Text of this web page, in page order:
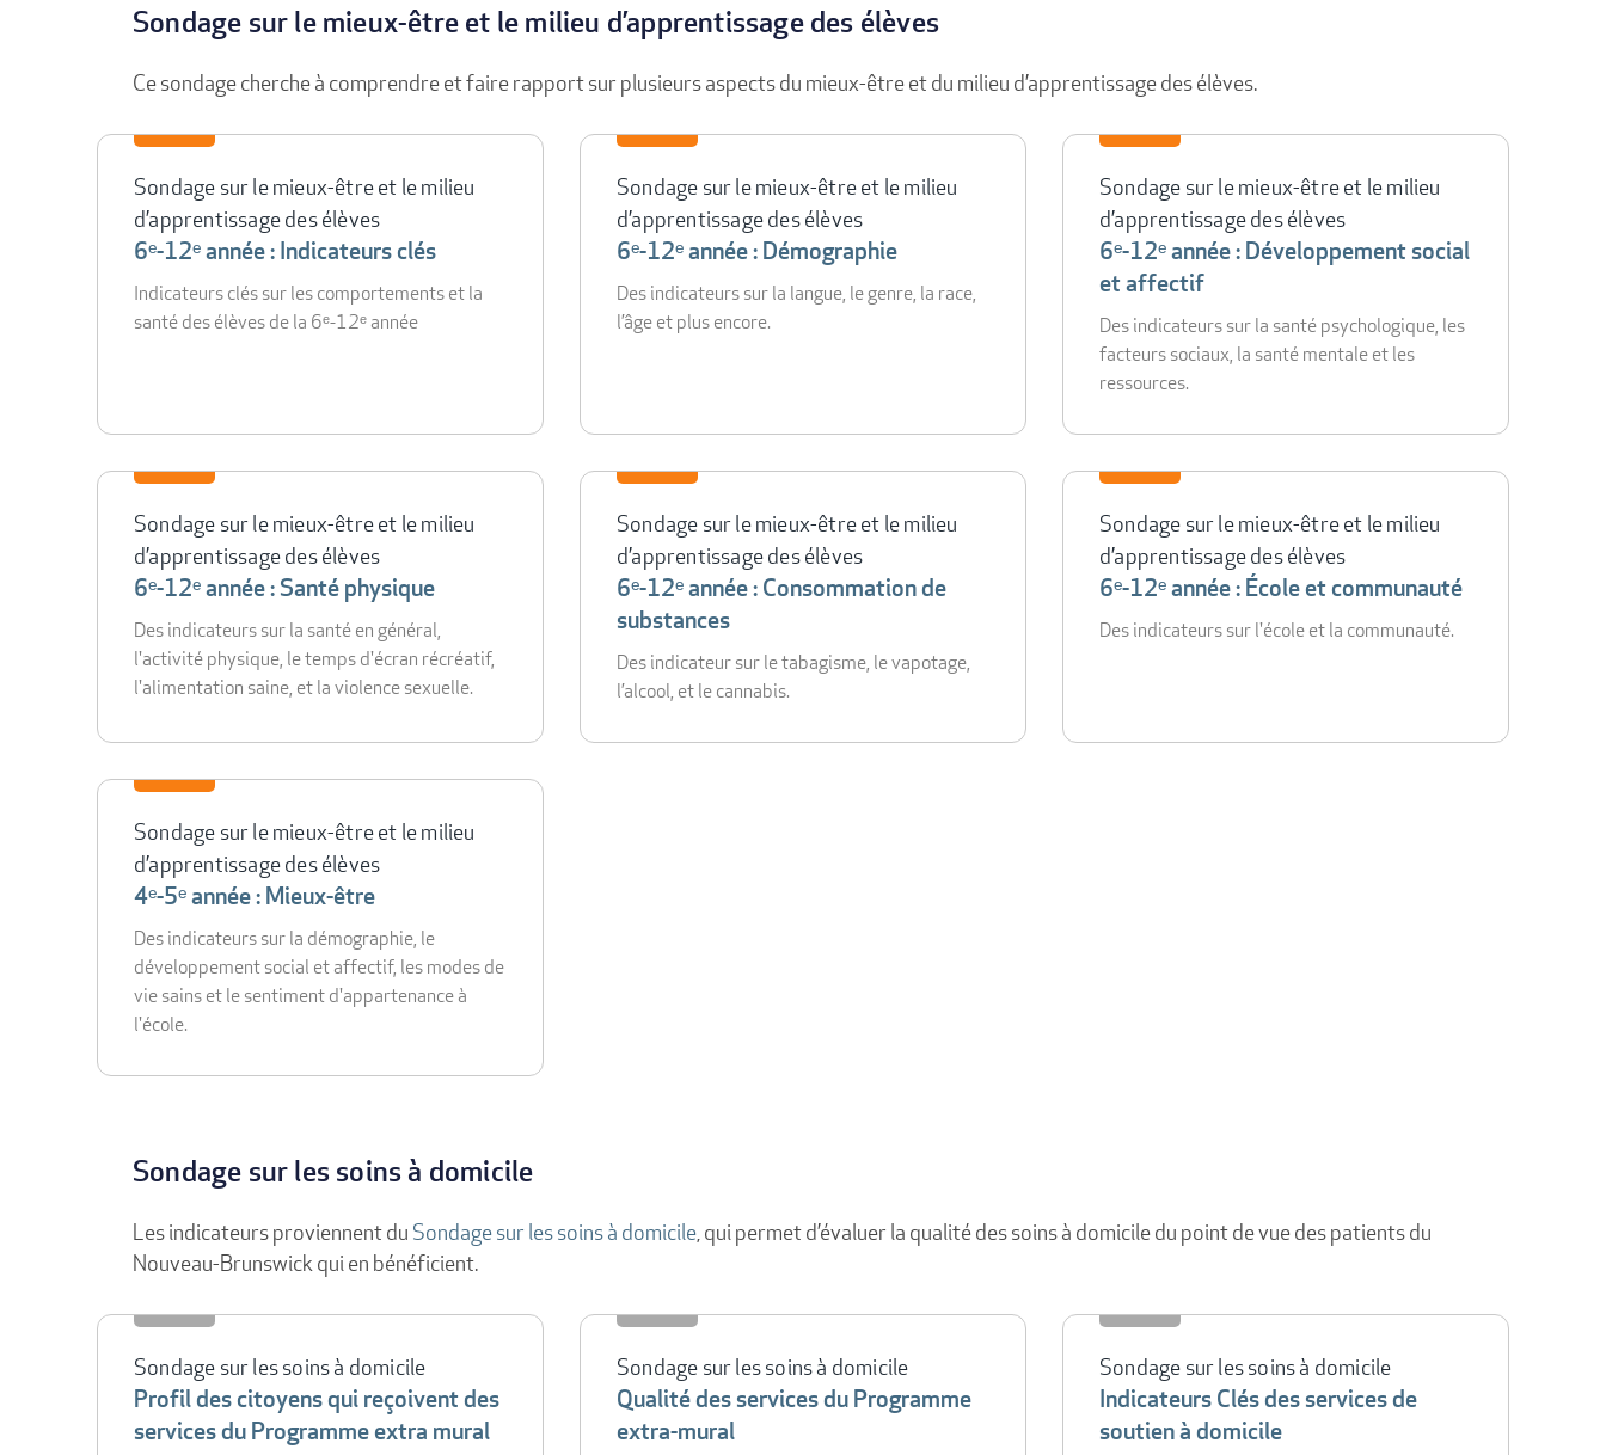
Sondage sur le mieux-être et le milieu d’apprentissage des élèves
Ce sondage cherche à comprendre et faire rapport sur plusieurs aspects du mieux-être et du milieu d’apprentissage des élèves.
Sondage sur le mieux-être et le milieu
d’apprentissage des élèves
6ᵉ-12ᵉ année : Indicateurs clés
Indicateurs clés sur les comportements et la
santé des élèves de la 6ᵉ-12ᵉ année
Sondage sur le mieux-être et le milieu
d’apprentissage des élèves
6ᵉ-12ᵉ année : Démographie
Des indicateurs sur la langue, le genre, la race,
l’âge et plus encore.
Sondage sur le mieux-être et le milieu
d’apprentissage des élèves
6ᵉ-12ᵉ année : Développement social
et affectif
Des indicateurs sur la santé psychologique, les
facteurs sociaux, la santé mentale et les
ressources.
Sondage sur le mieux-être et le milieu
d’apprentissage des élèves
6ᵉ-12ᵉ année : Santé physique
Des indicateurs sur la santé en général,
l'activité physique, le temps d'écran récréatif,
l'alimentation saine, et la violence sexuelle.
Sondage sur le mieux-être et le milieu
d’apprentissage des élèves
6ᵉ-12ᵉ année : Consommation de
substances
Des indicateur sur le tabagisme, le vapotage,
l’alcool, et le cannabis.
Sondage sur le mieux-être et le milieu
d’apprentissage des élèves
6ᵉ-12ᵉ année : École et communauté
Des indicateurs sur l'école et la communauté.
Sondage sur le mieux-être et le milieu
d’apprentissage des élèves
4ᵉ-5ᵉ année : Mieux-être
Des indicateurs sur la démographie, le
développement social et affectif, les modes de
vie sains et le sentiment d'appartenance à
l'école.
Sondage sur les soins à domicile
Les indicateurs proviennent du Sondage sur les soins à domicile, qui permet d’évaluer la qualité des soins à domicile du point de vue des patients du
Nouveau-Brunswick qui en bénéficient.
Sondage sur les soins à domicile
Profil des citoyens qui reçoivent des
services du Programme extra mural
Sondage sur les soins à domicile
Qualité des services du Programme
extra-mural
Sondage sur les soins à domicile
Indicateurs Clés des services de
soutien à domicile